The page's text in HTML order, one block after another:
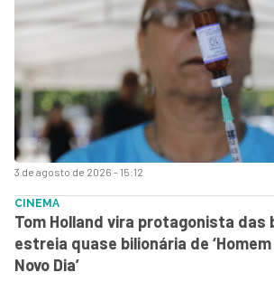
3 de agosto de 2026 - 15:12
CINEMA
Tom Holland vira protagonista das
estreia quase bilionária de
Novo Dia’